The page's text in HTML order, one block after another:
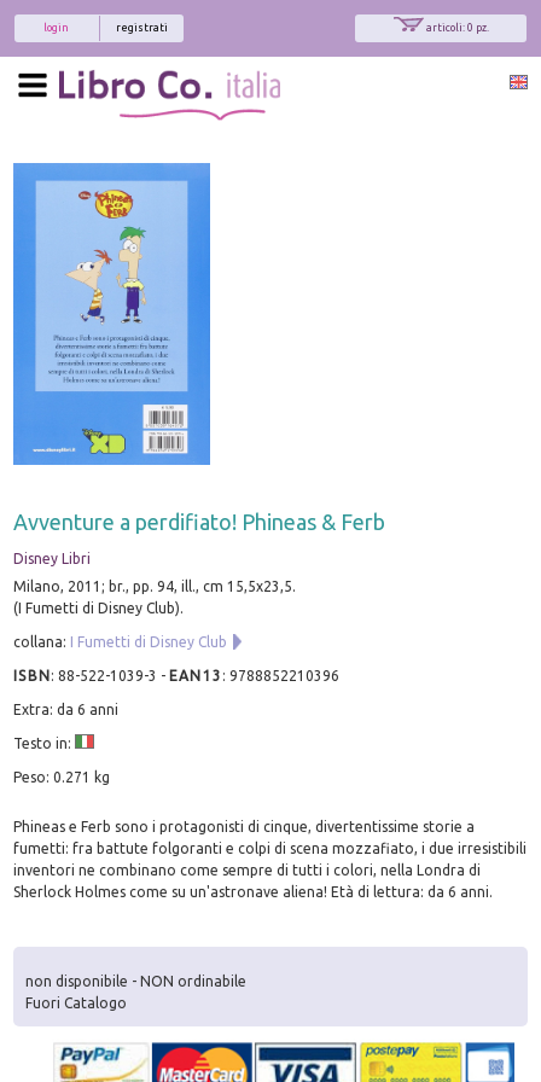
articoli: 0 pz.
registrati
login
Avventure a perdifiato! Phineas & Ferb
Disney Libri
Milano, 2011; br., pp. 94, ill., cm 15,5x23,5.
(I Fumetti di Disney Club).
collana: I Fumetti di Disney Club
ISBN:88-522-1039-3 - EAN13 :9788852210396
Extra: da 6 anni
Testo in:
Peso: 0.271 kg
Phineas e Ferb sono i protagonisti di cinque, divertentissime storie a
fumetti: fra battute folgoranti e colpi di scena mozzafiato, i due irresistibili
inventori ne combinano come sempre di tutti i colori, nella Londra di
Sherlock Holmes come su un'astronave aliena! Età di lettura: da 6 anni.
non disponibile - NON ordinabile
Fuori Catalogo